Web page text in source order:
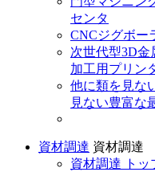
センタ
CNCジグボー
次世代型3D金
加工用プリン
他に類を見な
見ない豊富な
資材調達 資材調達
資材調達 トッ